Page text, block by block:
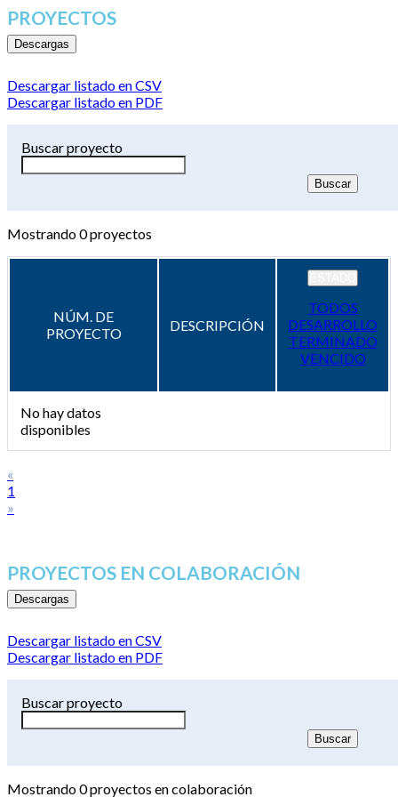
PROYECTOS
Descargas
Descargar listado en CSV
Descargar listado en PDF
Buscar proyecto
Mostrando0proyectos
NÚM. DE
PROYECTO
DESCRIPCIÓN
TODOS
DESARROLLO
TERMINADO
VENCIDO
No hay datos
disponibles
«
1
»
PROYECTOS EN COLABORACIÓN
Descargas
Descargar listado en CSV
Descargar listado en PDF
Buscar proyecto
Mostrando0proyectos en colaboración